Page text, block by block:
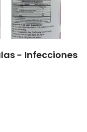
- Infecciones